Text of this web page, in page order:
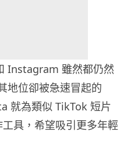
Instagram 雖然都仍然
地位卻被急速冒起的
就為類似 TikTok 短片
具，希望吸引更多年輕